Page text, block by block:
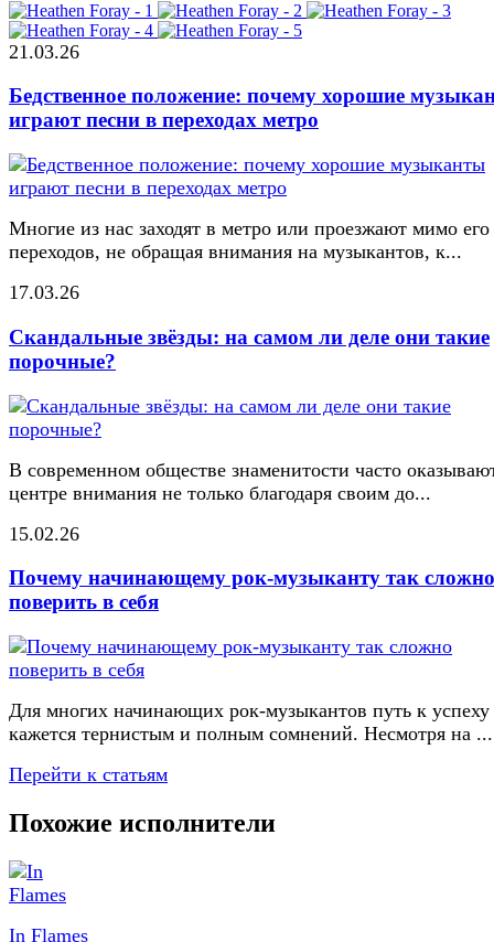
21.03.26
Бедственное положение: почему хорошие
играют песни в переходах метро
Многие из нас заходят в метро или проезжают мимо его
переходов, не обращая внимания на музыкантов, к...
17.03.26
Скандальные звёзды: на самом ли деле они такие
порочные?
В современном обществе знаменитости часто
центре внимания не только благодаря своим до...
15.02.26
Почему начинающему рок-музыканту так сложно
поверить в себя
Для многих начинающих рок-музыкантов путь к успеху
кажется тернистым и полным сомнений. Несмотря на ...
Перейти к статьям
Похожие исполнители
In Flames